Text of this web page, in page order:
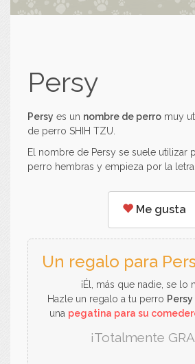
Persy
Persy es un nombre de perro muy
de perro SHIH TZU.
El nombre de Persy se suele utilizar
perro hembras y empieza por la letra
Me gusta
Un regalo para
¡Él, más que nadie, se lo
Hazle un regalo a tu perro Persy
una pegatina para su
¡Totalmente